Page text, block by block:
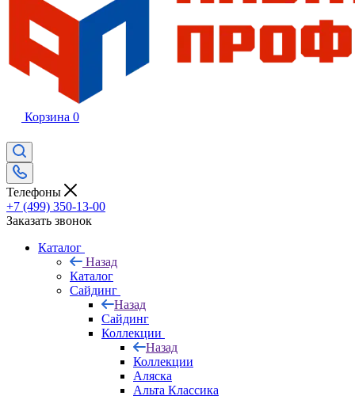
Корзина 0
Телефоны
+7 (499) 350-13-00
Заказать звонок
Каталог
Назад
Каталог
Сайдинг
Назад
Сайдинг
Коллекции
Назад
Коллекции
Аляска
Альта Классика